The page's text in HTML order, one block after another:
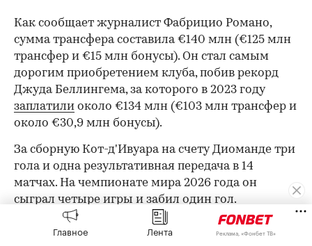
00:00 / 00:00
Как сообщает журналист Фабрицио Романо,
сумма трансфера составила €140 млн (€125 млн
трансфер и €15 млн бонусы). Он стал самым
дорогим приобретением клуба, побив рекорд
Джуда Беллингема, за которого в 2023 году
заплатили около €134 млн (€103 млн трансфер и
около €30,9 млн бонусы).
За сборную Кот-д'Ивуара на счету Диоманде три
гола и одна результативная передача в 14
матчах. На чемпионате мира 2026 года он
сыграл четыре игры и забил один гол.
Новый сезон чемпионата Испании стартует 15
Главное Лента Реклама, «Фонбет ТВ»